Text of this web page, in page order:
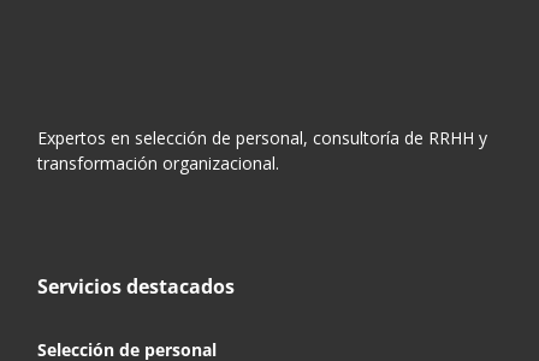
Expertos en selección de personal, consultoría de RRHH y
transformación organizacional.
Servicios destacados
Selección de personal